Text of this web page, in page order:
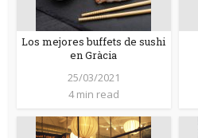
Los mejores buffets de sushi
en Gràcia
25/03/2021
4 min read